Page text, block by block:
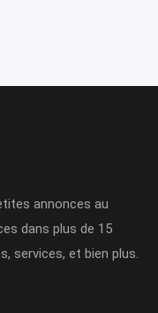
annonces au
dans plus de 15
services, et bien plus.